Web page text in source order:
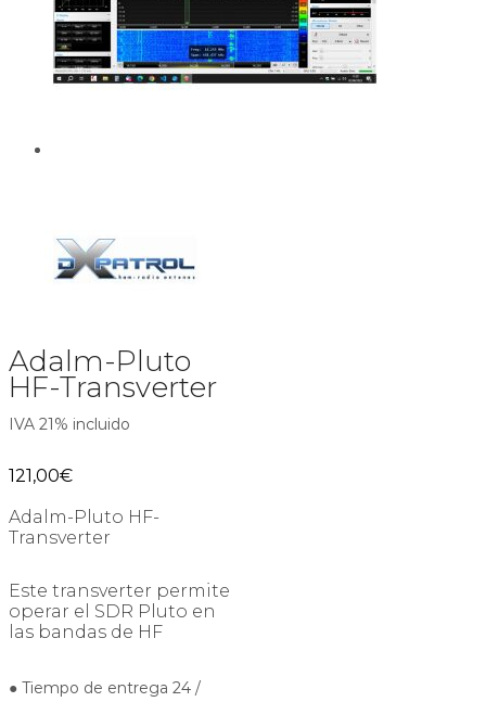
Adalm-Pluto
HF-Transverter
IVA 21% incluido
121,00€
Adalm-Pluto HF-
Transverter
Este transverter permite
operar el SDR Pluto en
las bandas de HF
● Tiempo de entrega 24 /